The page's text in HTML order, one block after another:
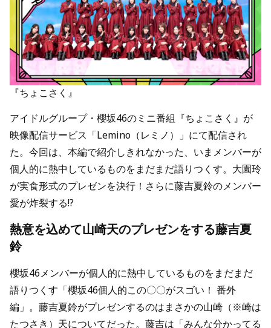
『ちょこさく』
アイドルグループ・櫻坂46のミニ番組『ちょこさく』が
映像配信サービス「Lemino（レミノ）」にて配信され
た。今回は、本編で紹介しきれなかった、いまメンバーが
個人的に熱中しているものをまだまだ語りつくす。大園玲
が実食形式のプレゼンを決行！さらに藤吉夏鈴のメンバー
愛が炸裂する!?
熱意を込めて山崎天のプレゼンをする藤吉夏
鈴
櫻坂46メンバーが個人的に熱中しているものをまだまだ
語りつくす「櫻坂46個人的この〇〇がスゴい！ 番外
編」。藤吉夏鈴がプレゼンするのはまさかの山崎（※崎は
たつさき）天についてだった。藤吉は「みんな分かってる